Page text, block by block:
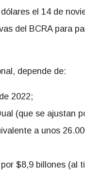
el 14 de
del BCRA para
depende de:
2022;
(que se ajustan
a unos
$8,9 billones (al